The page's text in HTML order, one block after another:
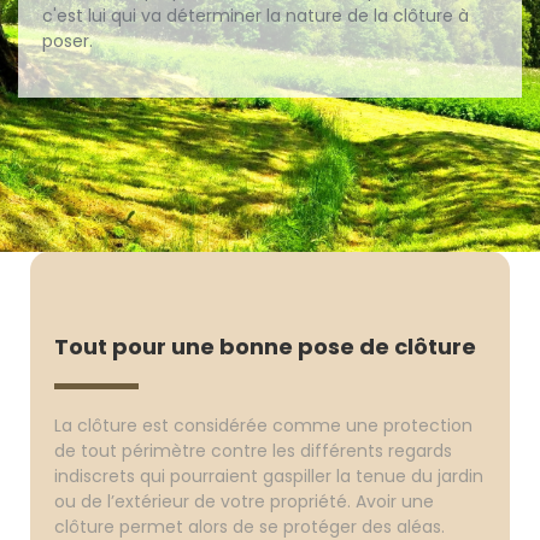
c'est lui qui va déterminer la nature de la clôture à
poser.
Tout pour une bonne pose de clôture
La clôture est considérée comme une protection
de tout périmètre contre les différents regards
indiscrets qui pourraient gaspiller la tenue du jardin
ou de l’extérieur de votre propriété. Avoir une
clôture permet alors de se protéger des aléas.